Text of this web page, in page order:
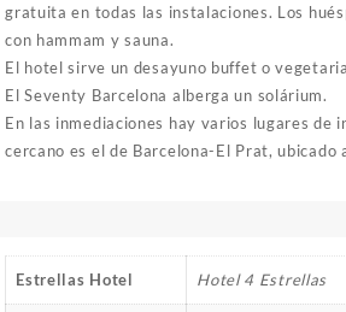
gratuita en todas las instalaciones. Los
con hammam y sauna.
El hotel sirve un desayuno buffet o
El Seventy Barcelona alberga un solárium.
En las inmediaciones hay varios lugares de
cercano es el de Barcelona-El Prat, ubicado
Estrellas Hotel Hotel 4 Estrellas